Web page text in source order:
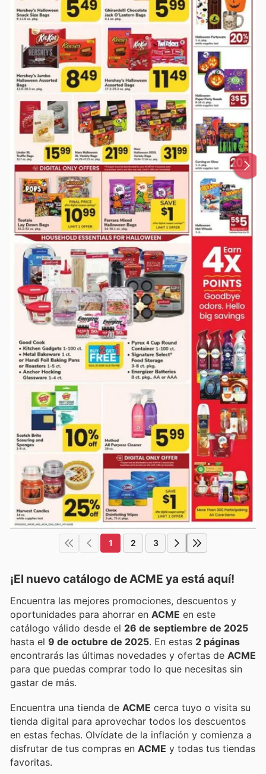
1 2 3
¡El nuevo catálogo deACME ya está aquí!
Encuentra las mejores promociones, descuentos y
oportunidades para ahorrar en ACME en este
catálogo válido desde el 26 de septiembre de 2025
hasta el 9 de octubre de 2025 . En estas 2 páginas
encontrarás las últimas novedades y ofertas de ACME
para que puedas comprar todo lo que necesitas sin
gastar de más.
Encuentra una tienda de ACME cerca tuyo o visita su
tienda digital para aprovechar todos los descuentos
en estas fechas. Olvídate de la inflación y comienza a
disfrutar de tus compras en ACME y todas tus tiendas
favoritas.